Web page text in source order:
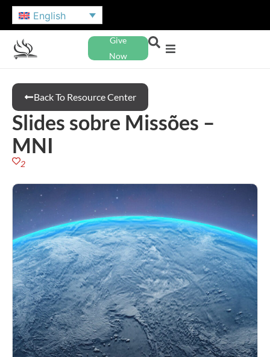
English
Give
Now
Back To Resource Center
Slides sobre Missões –
MNI
2